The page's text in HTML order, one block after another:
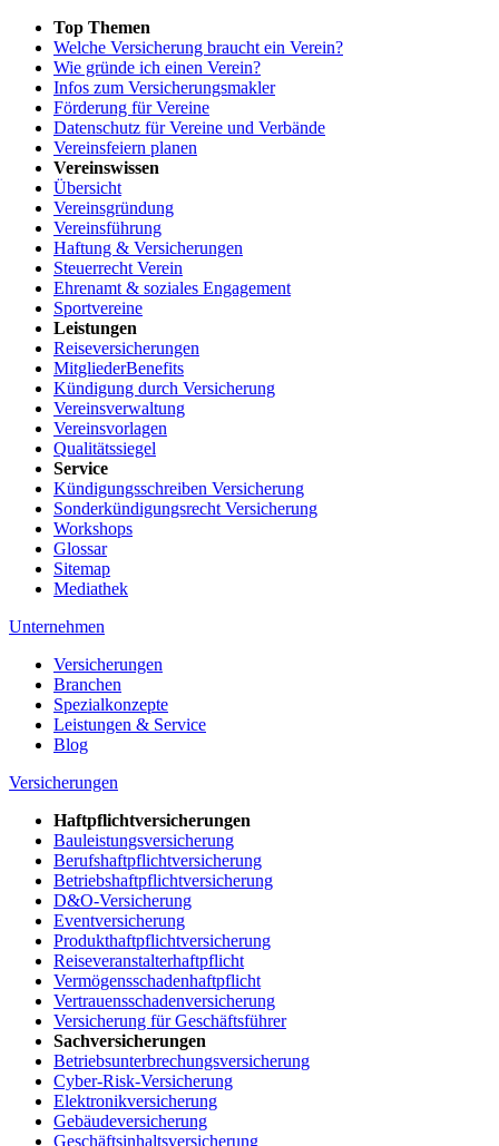
Top Themen
Welche Versicherung braucht ein Verein?
Wie gründe ich einen Verein?
Infos zum Versicherungsmakler
Förderung für Vereine
Datenschutz für Vereine und Verbände
Vereinsfeiern planen
Vereinswissen
Übersicht
Vereinsgründung
Vereinsführung
Haftung & Versicherungen
Steuerrecht Verein
Ehrenamt & soziales Engagement
Sportvereine
Leistungen
Reiseversicherungen
MitgliederBenefits
Kündigung durch Versicherung
Vereinsverwaltung
Vereinsvorlagen
Qualitätssiegel
Service
Kündigungsschreiben Versicherung
Sonderkündigungsrecht Versicherung
Workshops
Glossar
Sitemap
Mediathek
Unternehmen
Versicherungen
Branchen
Spezialkonzepte
Leistungen & Service
Blog
Versicherungen
Haftpflichtversicherungen
Bauleistungsversicherung
Berufshaftpflichtversicherung
Betriebshaftpflichtversicherung
D&O-Versicherung
Eventversicherung
Produkthaftpflichtversicherung
Reiseveranstalterhaftpflicht
Vermögensschadenhaftpflicht
Vertrauensschadenversicherung
Versicherung für Geschäftsführer
Sachversicherungen
Betriebsunterbrechungsversicherung
Cyber-Risk-Versicherung
Elektronikversicherung
Gebäudeversicherung
Geschäftsinhaltsversicherung